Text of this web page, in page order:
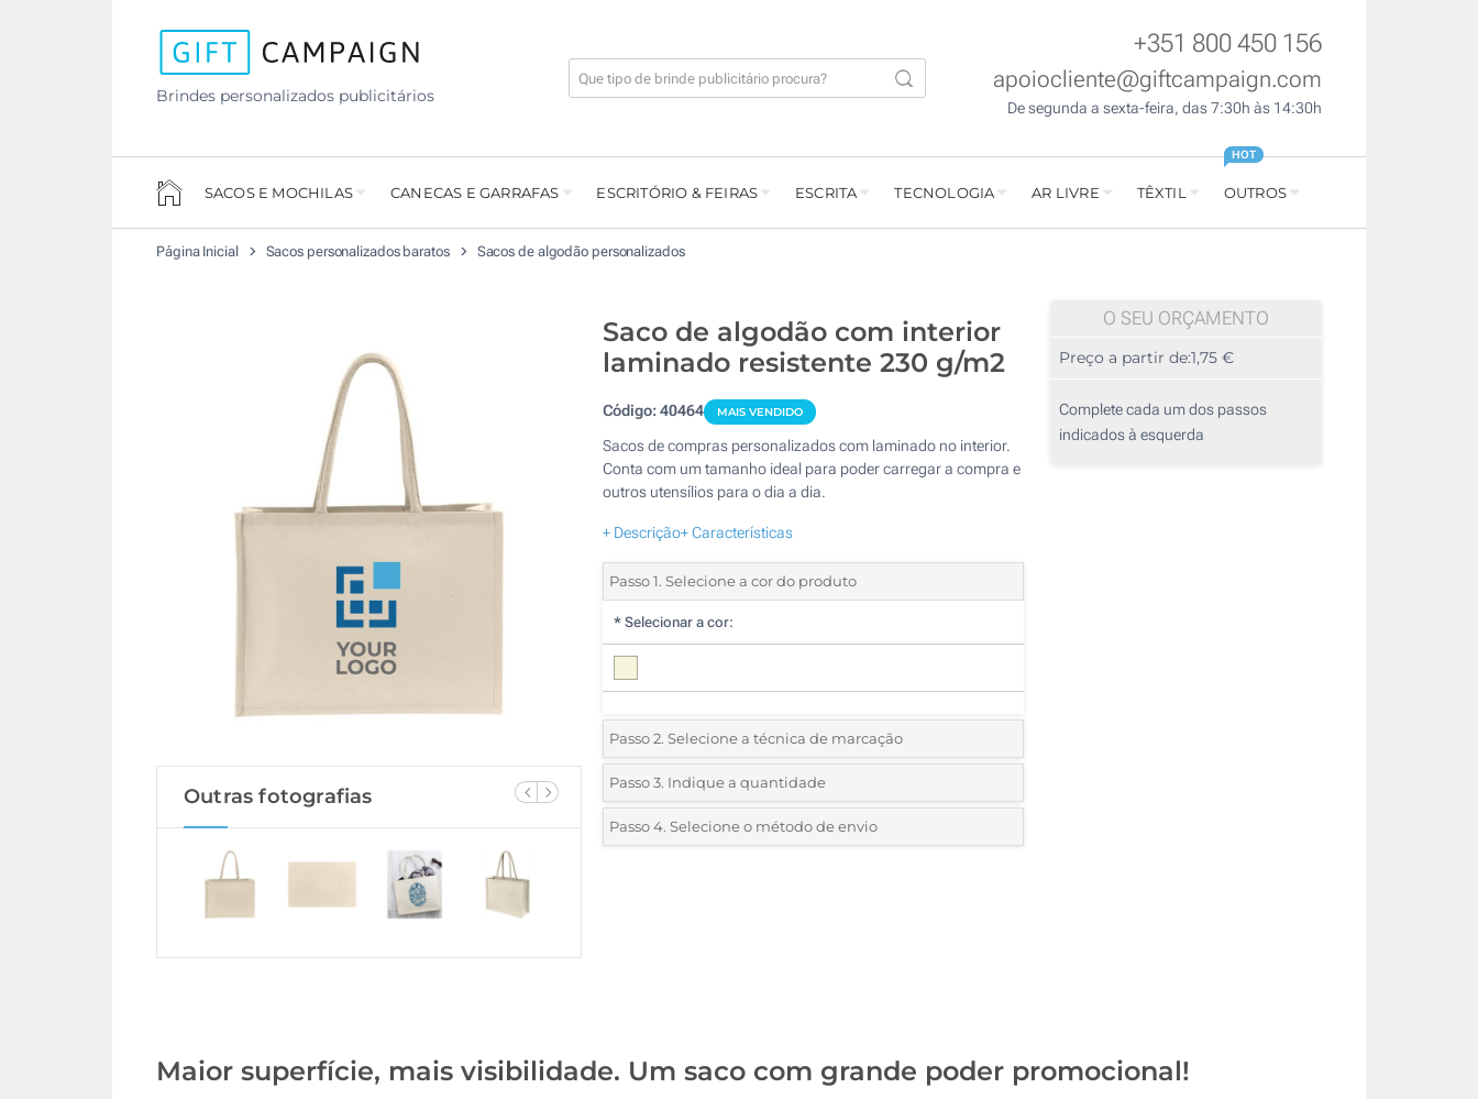
Brindes personalizados publicitários
+351 800 450 156
apoiocliente@giftcampaign.com
De segunda a sexta-feira, das 7:30h às 14:30h
SACOS E MOCHILAS CANECAS E GARRAFAS ESCRITÓRIO & FEIRAS ESCRITA TECNOLOGIA AR LIVRE TÊXTIL OUTROS
HOT
Página Inicial Sacos personalizados baratos Sacos de algodão personalizados
Outras fotografias
Saco de algodão com interior
laminado resistente 230 g/m2
Código:40464 MAIS VENDIDO
Sacos de compras personalizados com laminado no interior.
Conta com um tamanho ideal para poder carregar a compra e
outros utensílios para o dia a dia.
+ Descrição+ Características
Passo 1. Selecione a cor do produto
* Selecionar a cor:
Passo 2. Selecione a técnica de marcação
*Selecione o tipo de marcação e as cores do logotipo:
1 Cor (Num lado)
Sem impressão
Passo 3. Indique a quantidade
*Quantidade mínima:25
Passo 4. Selecione o método de envio
O SEU ORÇAMENTO
Preço a partir de:1,75 €
Complete cada um dos passos
indicados à esquerda
Maior superfície, mais visibilidade. Um saco com grande poder promocional!